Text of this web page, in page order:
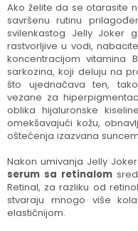
Ako želite da se otarasite
savršenu rutinu
svilenkastog Jelly Joker
rastvorljive u vodi,
koncentracijom vitamina
sarkozina, koji deluju na
što ujednačava ten,
vezane za
oblika hijaluronske
omekšavajući kožu,
oštećenja izazvana
Nakon umivanja Jelly
serum sa retinalom
Retinal, za razliku od
stvaraju mnogo više
elastičnijom.